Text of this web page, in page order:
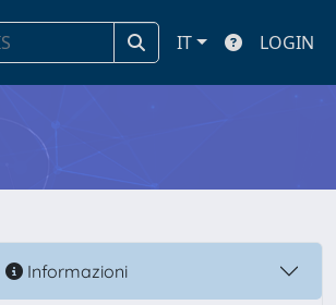
IT LOGIN
Informazioni